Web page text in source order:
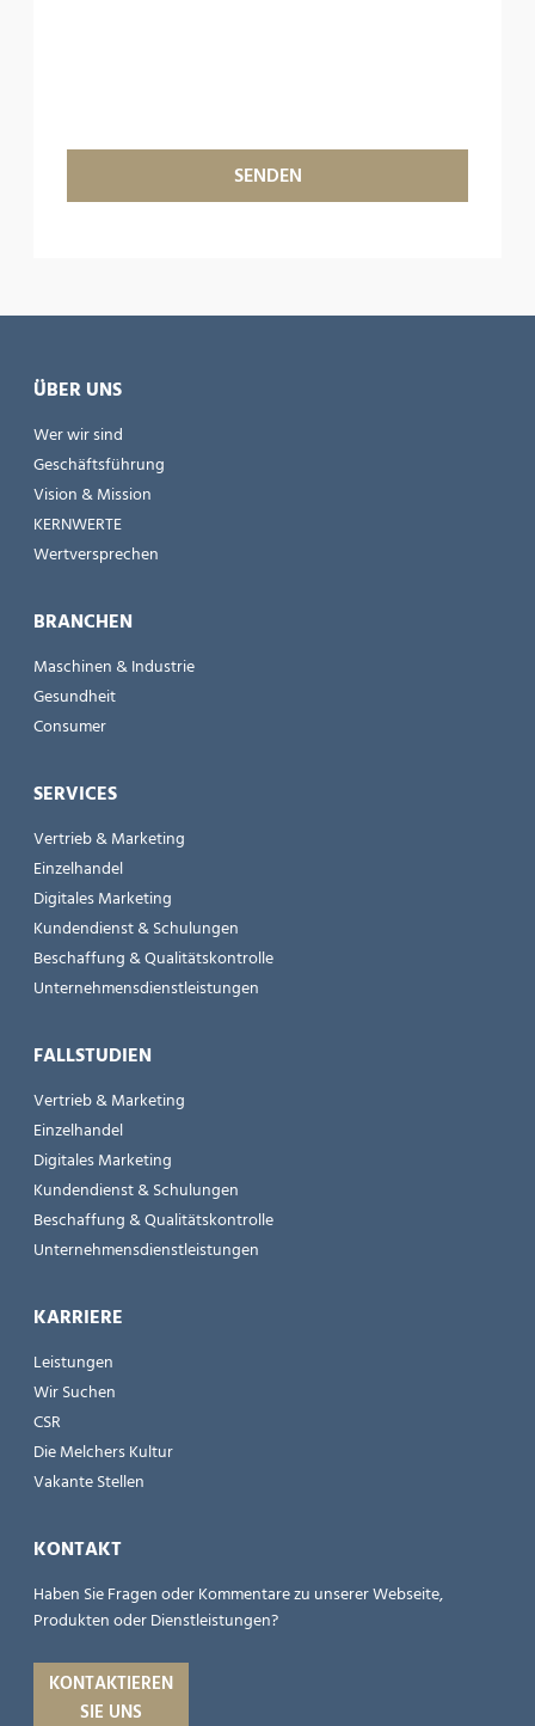
ÜBER UNS
Wer wir sind
Geschäftsführung
Vision & Mission
KERNWERTE
Wertversprechen
BRANCHEN
Maschinen & Industrie
Gesundheit
Consumer
SERVICES
Vertrieb & Marketing
Einzelhandel
Digitales Marketing
Kundendienst & Schulungen
Beschaffung & Qualitätskontrolle
Unternehmensdienstleistungen
FALLSTUDIEN
Vertrieb & Marketing
Einzelhandel
Digitales Marketing
Kundendienst & Schulungen
Beschaffung & Qualitätskontrolle
Unternehmensdienstleistungen
KARRIERE
Leistungen
Wir Suchen
CSR
Die Melchers Kultur
Vakante Stellen
KONTAKT
Haben Sie Fragen oder Kommentare zu unserer Webseite,
Produkten oder Dienstleistungen?
KONTAKTIEREN
SIE UNS